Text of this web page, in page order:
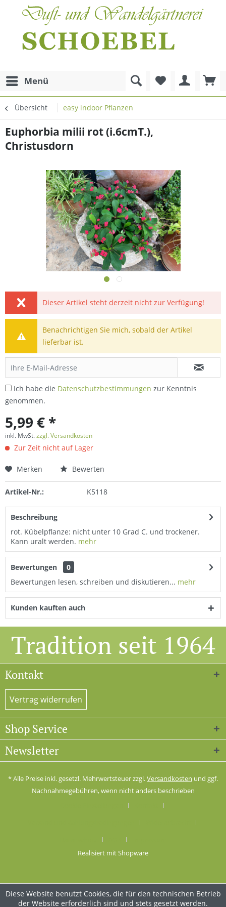
Menü
Übersicht easy indoor Pflanzen
Euphorbia milii rot (i.6cmT.),
Christusdorn
Dieser Artikel steht derzeit nicht zur Verfügung!
Benachrichtigen Sie mich, sobald der Artikel
lieferbar ist.
Ich habe die Datenschutzbestimmungen zur Kenntnis
genommen.
5,99 € *
inkl. MwSt.zzgl. Versandkosten
Zur Zeit nicht auf Lager
Merken Bewerten
Artikel-Nr.: K5118
Beschreibung
rot. Kübelpflanze: nicht unter 10 Grad C. und trockener.
Kann uralt werden. mehr
Bewertungen
0
Bewertungen lesen, schreiben und diskutieren... mehr
Kunden kauften auch
Tradition seit 1964
Kontakt
Vertrag widerrufen
Shop Service
Newsletter
* Alle Preise inkl. gesetzl. Mehrwertsteuer zzgl.Versandkosten und ggf.
Nachnahmegebühren, wenn nicht anders beschrieben
Realisiert mit Shopware
Diese Website benutzt Cookies, die für den technischen Betrieb
der Website erforderlich sind und stets gesetzt werden.